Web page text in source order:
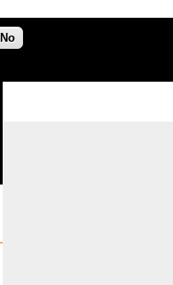
No